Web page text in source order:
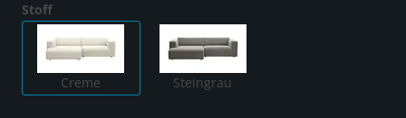
Stoff
Creme Steingrau